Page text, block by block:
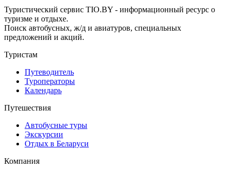
Туристический сервис TIO.BY - информационный ресурс о
туризме и отдыхе.
Поиск автобусных, ж/д и авиатуров, специальных
предложений и акций.
Туристам
Путеводитель
Туроператоры
Календарь
Путешествия
Автобусные туры
Экскурсии
Отдых в Беларуси
Компания